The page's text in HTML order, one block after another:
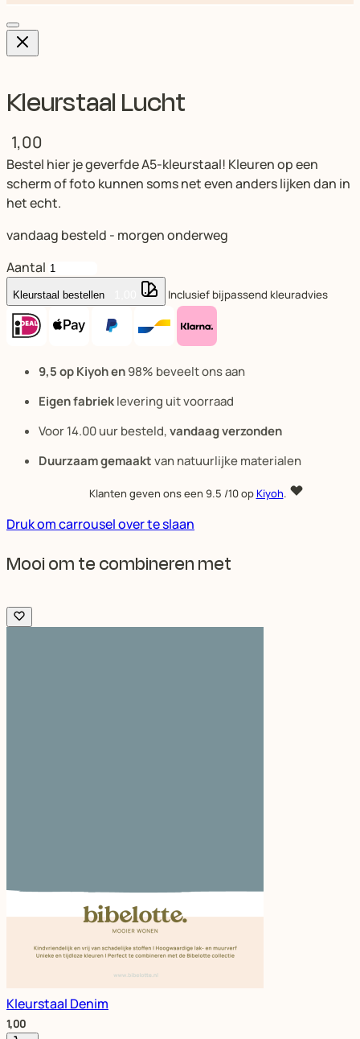
Kleurstaal Lucht
1,00
Bestel hier je geverfde A5-kleurstaal! Kleuren op een
scherm of foto kunnen soms net even anders lijken dan in
het echt.
vandaag besteld - morgen onderweg
Aantal
Kleurstaal bestellen Inclusief bijpassend kleuradvies
9,5 op Kiyoh en98% beveelt ons aan
Eigen fabrieklevering uit voorraad
Voor 14.00 uur besteld,vandaag verzonden
Duurzaam gemaaktvan natuurlijke materialen
Klanten geven ons een 9.5 /10 opKiyoh.
Druk om carrousel over te slaan
Mooi om te combineren met
Kleurstaal Denim
1,00